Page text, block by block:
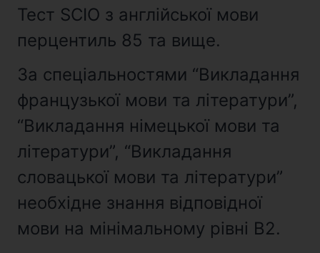
Тест SCIO з англійської мови
перцентиль 85 та вище.
За спеціальностями “Викладання
французької мови та літератури”,
“Викладання німецької мови та
літератури”, “Викладання
словацької мови та літератури”
необхідне знання відповідної
мови на мінімальному рівні В2.